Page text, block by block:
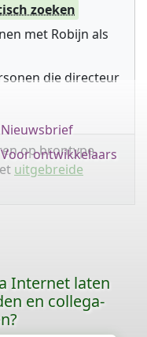
zoeken
met Robijn als
die directeur
op brontype,
uitgebreide
Nieuwsbrief
Voor ontwikkelaars
Internet laten
en collega-